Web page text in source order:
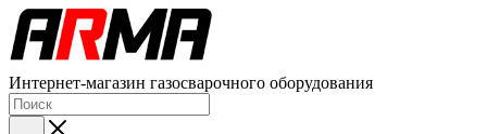
Интернет-магазин газосварочного оборудования